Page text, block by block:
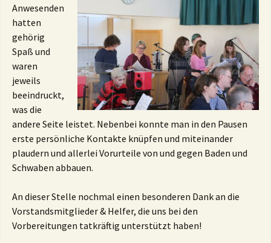
Anwesenden
hatten
gehörig
Spaß und
waren
jeweils
beeindruckt,
was die
andere Seite leistet. Nebenbei konnte man in den Pausen
erste persönliche Kontakte knüpfen und miteinander
plaudern und allerlei Vorurteile von und gegen Baden und
Schwaben abbauen.
An dieser Stelle nochmal einen besonderen Dank an die
Vorstandsmitglieder & Helfer, die uns bei den
Vorbereitungen tatkräftig unterstützt haben!